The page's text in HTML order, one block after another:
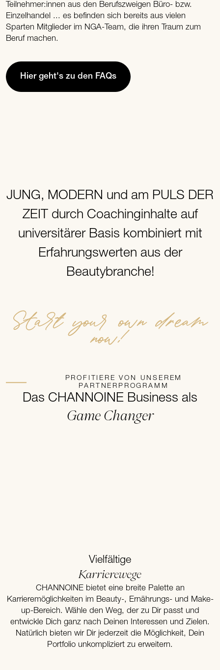
Teilnehmer:innen aus den Berufszweigen Büro- bzw.
Einzelhandel ... es befinden sich bereits aus vielen
Sparten Mitglieder im NGA-Team, die ihren Traum zum
Beruf machen.
Hier geht's zu den FAQs
JUNG, MODERN und am PULS DER
ZEIT durch Coachinginhalte auf
universitärer Basis kombiniert mit
Erfahrungswerten aus der
Beautybranche!
Start your own dream
now!
PROFITIERE VON UNSEREM
PARTNERPROGRAMM
Das CHANNOINE Business als
Game Changer
Vielfältige
Karrierewege
CHANNOINE bietet eine breite Palette an
Karrieremöglichkeiten im Beauty-, Ernährungs- und Make-
up-Bereich. Wähle den Weg, der zu Dir passt und
entwickle Dich ganz nach Deinen Interessen und Zielen.
Natürlich bieten wir Dir jederzeit die Möglichkeit, Dein
Portfolio unkompliziert zu erweitern.